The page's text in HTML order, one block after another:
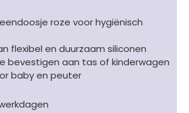
roze voor hygiënisch
flexibel en duurzaam siliconen
bevestigen aan tas of kinderwagen
baby en peuter